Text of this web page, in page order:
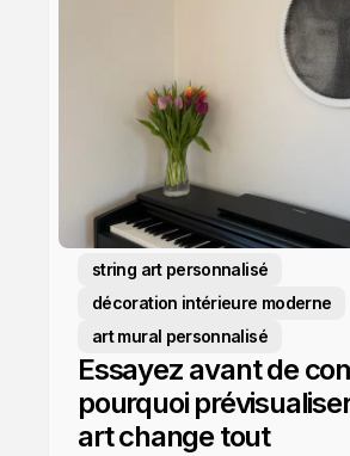
string art personnalisé
décoration intérieure moderne
art mural personnalisé
Essayez avant de
pourquoi
art change tout